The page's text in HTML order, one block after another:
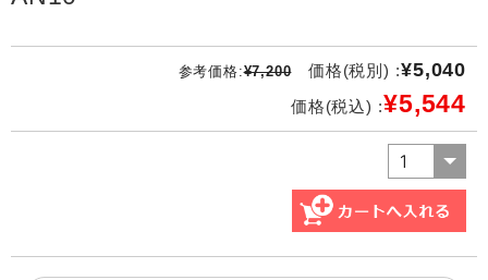
参考価格:¥7,200 価格(税別) :¥5,040
価格(税込) :¥5,544